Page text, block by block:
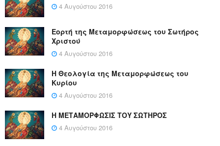
4 Αυγούστου 2016
Εορτή της Μεταμορφώσεως του Σωτήρος
Χριστού
4 Αυγούστου 2016
Η Θεολογία της Μεταμορφώσεως του
Κυρίου
4 Αυγούστου 2016
Η ΜΕΤΑΜΟΡΦΩΣΙΣ ΤΟΥ ΣΩΤΗΡΟΣ
4 Αυγούστου 2016